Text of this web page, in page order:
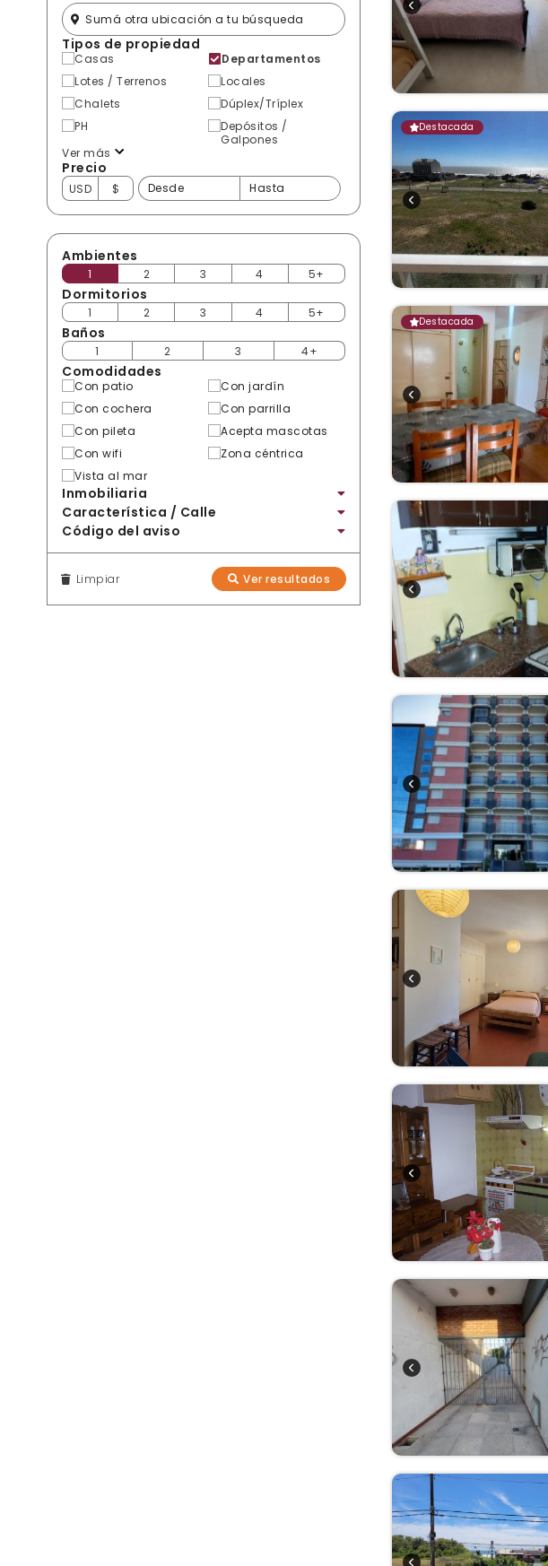
Tipos de propiedad
Casas
Departamentos
Lotes / Terrenos
Locales
Chalets
Dúplex/Tríplex
PH
Depósitos /
Galpones
Ver más
Precio
USD $
Ambientes
1 2 3 4 5+
Dormitorios
1 2 3 4 5+
Baños
1 2 3 4+
Comodidades
Con patio
Con jardín
Con cochera
Con parrilla
Con pileta
Acepta mascotas
Con wifi
Zona céntrica
Vista al mar
Inmobiliaria
Característica / Calle
Código del aviso
Limpiar Ver resultados
Destacada
Destacada